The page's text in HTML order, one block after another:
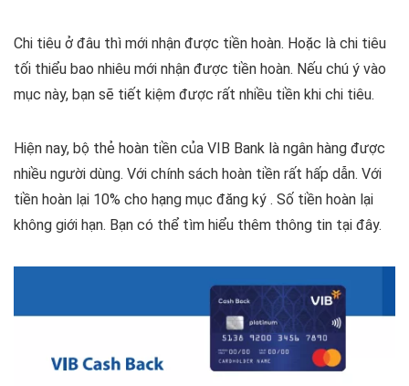
Chi tiêu ở đâu thì mới nhận được tiền hoàn. Hoặc là chi tiêu
tối thiểu bao nhiêu mới nhận được tiền hoàn. Nếu chú ý vào
mục này, bạn sẽ tiết kiệm được rất nhiều tiền khi chi tiêu.
Hiện nay, bộ thẻ hoàn tiền của VIB Bank là ngân hàng được
nhiều người dùng. Với chính sách hoàn tiền rất hấp dẫn. Với
tiền hoàn lại 10% cho hạng mục đăng ký . Số tiền hoàn lại
không giới hạn. Bạn có thể tìm hiểu thêm thông tin tại đây.